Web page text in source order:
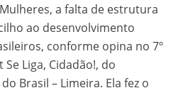
a falta de estrutura
ao desenvolvimento
conforme opina no 7º
Liga, Cidadão!, do
Brasil – Limeira. Ela fez o